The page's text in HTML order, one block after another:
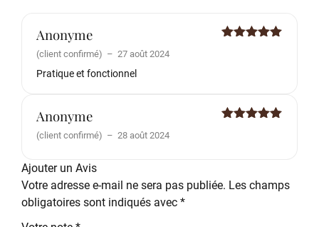
Anonyme
(client confirmé) – 27 août 2024
Pratique et fonctionnel
Anonyme
(client confirmé) – 28 août 2024
Ajouter un Avis
Votre adresse e-mail ne sera pas publiée. Les champs
obligatoires sont indiqués avec *